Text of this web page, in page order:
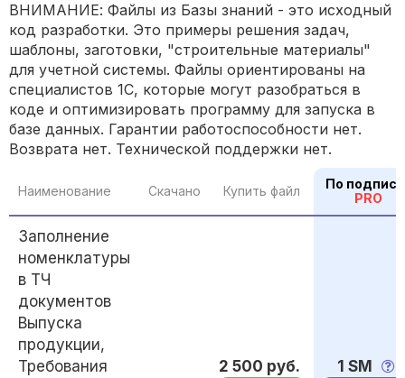
ВНИМАНИЕ: Файлы из Базы знаний - это исходный
код разработки. Это примеры решения задач,
шаблоны, заготовки, "строительные материалы"
для учетной системы. Файлы ориентированы на
специалистов 1С, которые могут разобраться в
коде и оптимизировать программу для запуска в
базе данных. Гарантии работоспособности нет.
Возврата нет. Технической поддержки нет.
Наименование Скачано Купить файл
По
PRO
Заполнение
номенклатуры
в ТЧ
документов
Выпуска
продукции,
Требования
2 500 руб.
1 SM